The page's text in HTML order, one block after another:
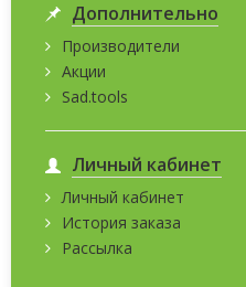
Дополнительно
Производители
Акции
Sad.tools
Личный кабинет
Личный кабинет
История заказа
Рассылка